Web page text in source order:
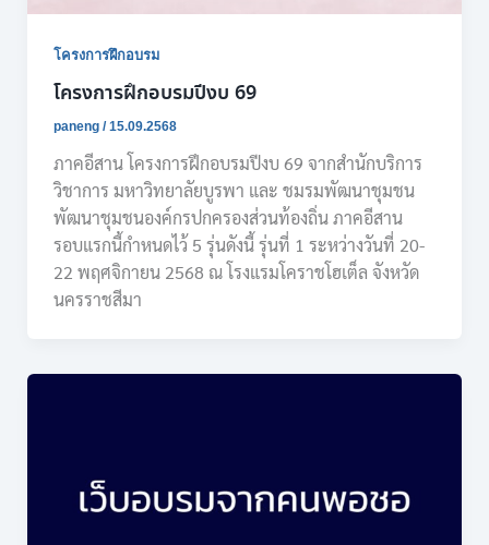
โครงการฝึกอบรม
โครงการฝึกอบรมปีงบ 69
paneng /15.09.2568
ภาคอีสาน โครงการฝึกอบรมปีงบ 69 จากสำนักบริการ
วิชาการ มหาวิทยาลัยบูรพา และ ชมรมพัฒนาชุมชน
พัฒนาชุมชนองค์กรปกครองส่วนท้องถิ่น ภาคอีสาน
รอบแรกนี้กำหนดไว้ 5 รุ่นดังนี้ รุ่นที่ 1 ระหว่างวันที่ 20-
22 พฤศจิกายน 2568 ณ โรงแรมโคราชโฮเต็ล จังหวัด
นครราชสีมา